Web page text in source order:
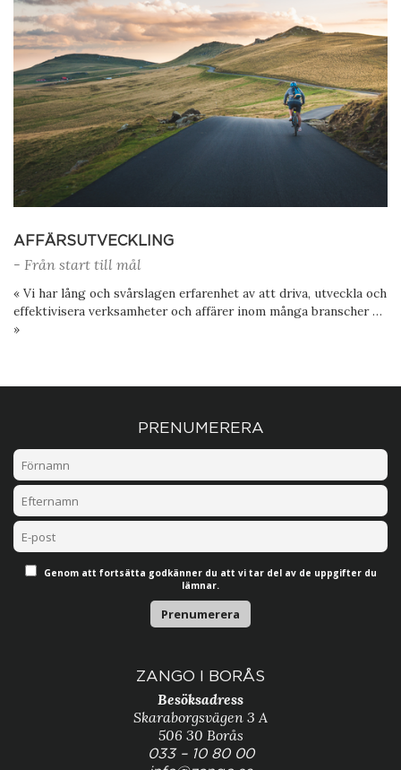
AFFÄRSUTVECKLING
- Från start till mål
« Vi har lång och svårslagen erfarenhet av att driva, utveckla och
effektivisera verksamheter och affärer inom många branscher …
»
PRENUMERERA
Genom att fortsätta godkänner du att vi tar del av de uppgifter du
lämnar.
ZANGO I BORÅS
Besöksadress
Skaraborgsvägen 3 A
506 30 Borås
033 – 10 80 00